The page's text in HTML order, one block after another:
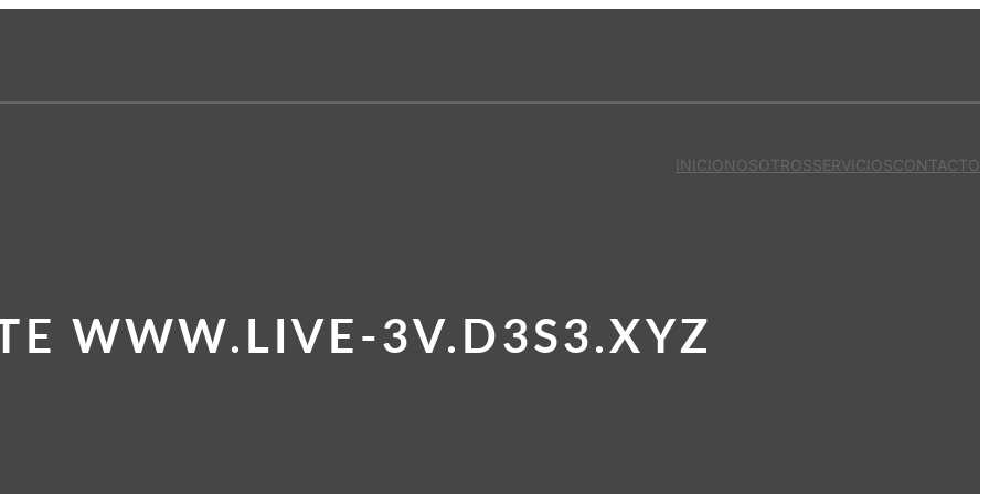
INICIONOSOTROSSERVICIOSCONTACTO
WWW.LIVE-3V.D3S3.XYZ